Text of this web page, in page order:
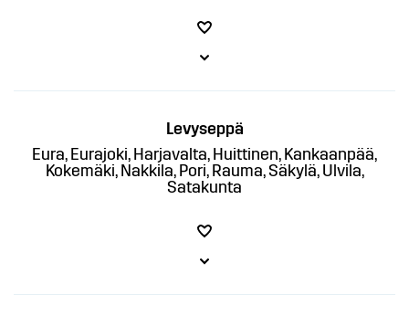
Levyseppä
Eura, Eurajoki, Harjavalta, Huittinen, Kankaanpää,
Kokemäki, Nakkila, Pori, Rauma, Säkylä, Ulvila,
Satakunta